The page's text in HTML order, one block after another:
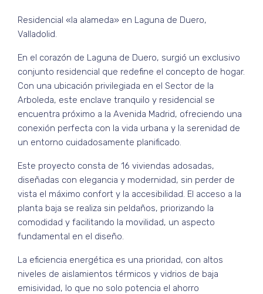
Residencial «la alameda» en Laguna de Duero,
Valladolid.
En el corazón de Laguna de Duero, surgió un exclusivo
conjunto residencial que redefine el concepto de hogar.
Con una ubicación privilegiada en el Sector de la
Arboleda, este enclave tranquilo y residencial se
encuentra próximo a la Avenida Madrid, ofreciendo una
conexión perfecta con la vida urbana y la serenidad de
un entorno cuidadosamente planificado.
Este proyecto consta de 16 viviendas adosadas,
diseñadas con elegancia y modernidad, sin perder de
vista el máximo confort y la accesibilidad. El acceso a la
planta baja se realiza sin peldaños, priorizando la
comodidad y facilitando la movilidad, un aspecto
fundamental en el diseño.
La eficiencia energética es una prioridad, con altos
niveles de aislamientos térmicos y vidrios de baja
emisividad, lo que no solo potencia el ahorro